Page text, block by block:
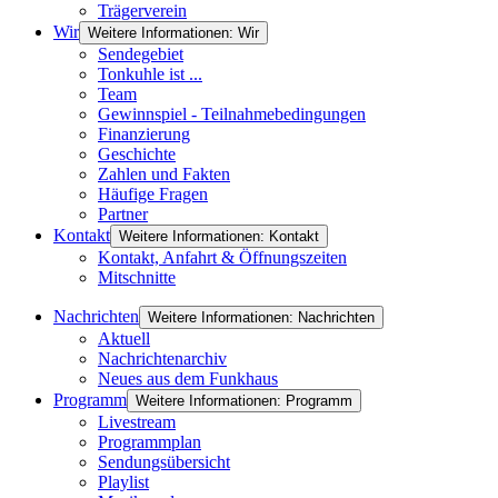
Trägerverein
Wir Weitere Informationen: Wir
Sendegebiet
Tonkuhle ist ...
Team
Gewinnspiel - Teilnahmebedingungen
Finanzierung
Geschichte
Zahlen und Fakten
Häufige Fragen
Partner
Kontakt Weitere Informationen: Kontakt
Kontakt, Anfahrt & Öffnungszeiten
Mitschnitte
Nachrichten Weitere Informationen: Nachrichten
Aktuell
Nachrichtenarchiv
Neues aus dem Funkhaus
Programm Weitere Informationen: Programm
Livestream
Programmplan
Sendungsübersicht
Playlist